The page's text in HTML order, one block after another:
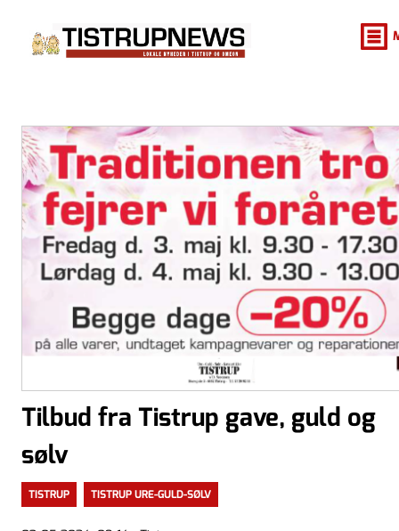
Tilbud fra Tistrup gave, guld og
sølv
TISTRUP TISTRUP URE-GULD-SØLV